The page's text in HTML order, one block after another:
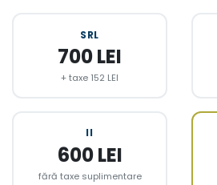
SRL
700 LEI
+ taxe 152 LEI
II
600 LEI
fără taxe suplimentare